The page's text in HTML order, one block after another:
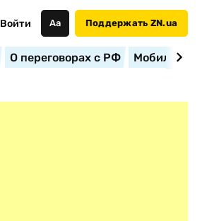
Войти Аа Поддержать ZN.ua
О переговорах с РФ